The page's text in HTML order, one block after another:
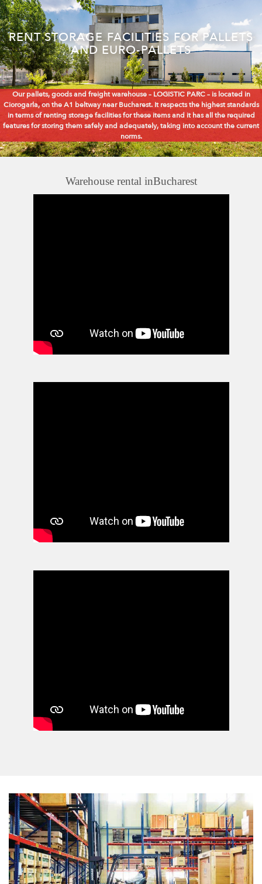
RENT STORAGE FACILITIES FOR PALLETS
AND EURO-PALLETS
Our pallets, goods and freight warehouse – LOGISTIC PARC – is located in
Ciorogarla, on the A1 beltway near Bucharest. It respects the highest standards
in terms of renting storage facilities for these items and it has all the required
features for storing them safely and adequately, taking into account the current
norms.
Warehouse rental inBucharest